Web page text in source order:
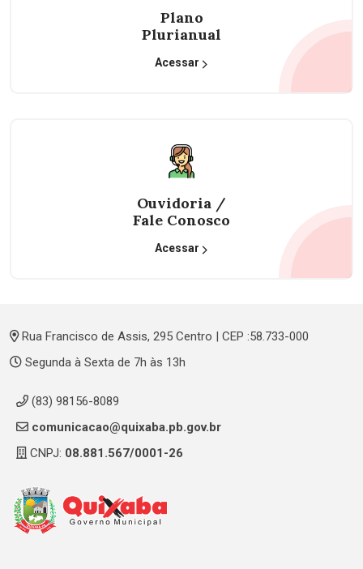
Plano
Plurianual
Acessar
Ouvidoria /
Fale Conosco
Acessar
Rua Francisco de Assis, 295 Centro | CEP :58.733-000
Segunda à Sexta de 7h às 13h
(83) 98156-8089
comunicacao@quixaba.pb.gov.br
CNPJ: 08.881.567/0001-26